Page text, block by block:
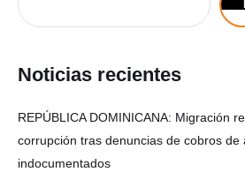
Noticias recientes
REPÚBLICA DOMINICANA: Migración
corrupción tras denuncias de cobros de
indocumentados